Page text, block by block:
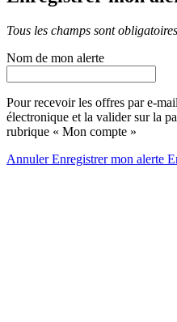
Tous les champs sont obligatoires
Nom de mon alerte
Pour recevoir les offres par e-
électronique et la valider sur la
rubrique « Mon compte »
AnnulerEnregistrer mon alerte